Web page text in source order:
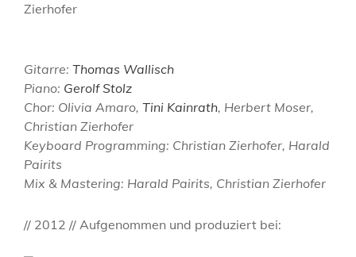
Zierhofer
Gitarre: Thomas Wallisch
Piano: Gerolf Stolz
Chor: Olivia Amaro, Tini Kainrath, Herbert Moser,
Christian Zierhofer
Keyboard Programming: Christian Zierhofer, Harald
Pairits
Mix & Mastering: Harald Pairits, Christian Zierhofer
// 2012 // Aufgenommen und produziert bei: